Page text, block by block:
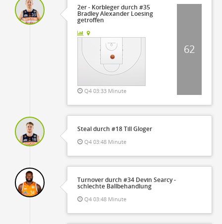
2er - Korbleger durch #35
Bradley Alexander Loesing
getroffen
Q4 03:33 Minute
62
Steal durch #18 Till Gloger
Q4 03:48 Minute
Turnover durch #34 Devin Searcy -
schlechte Ballbehandlung
Q4 03:48 Minute